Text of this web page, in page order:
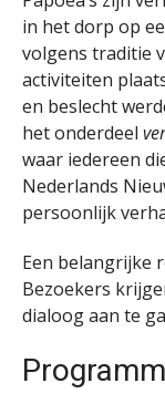
in het dorp op
volgens traditie
activiteiten
en beslecht
het onderdeel
waar iedereen
Nederlands
persoonlijk
Een belangrijke
Bezoekers
dialoog aan te